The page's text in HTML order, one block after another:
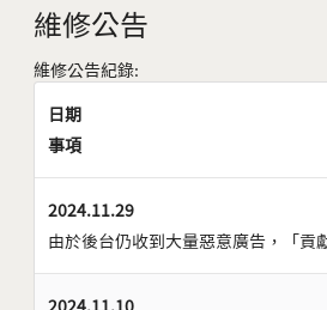
維修公告
維修公告紀錄:
日期
事項
2024.11.29
由於後台仍收到大量惡意廣告，「貢